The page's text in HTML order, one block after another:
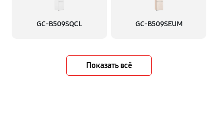
GC-B509SQCL GC-B509SEUM
Показать всё